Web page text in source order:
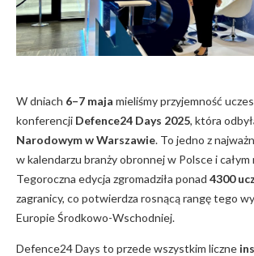
W dniach 6–7 maja mieliśmy przyjemność
konferencji Defence24 Days 2025, która
Narodowym w Warszawie. To jedno z
w kalendarzu branży obronnej w Polsce i całym
Tegoroczna edycja zgromadziła ponad 4300
zagranicy, co potwierdza rosnącą rangę tego
Europie Środkowo-Wschodniej.
Defence24 Days to przede wszystkim liczne